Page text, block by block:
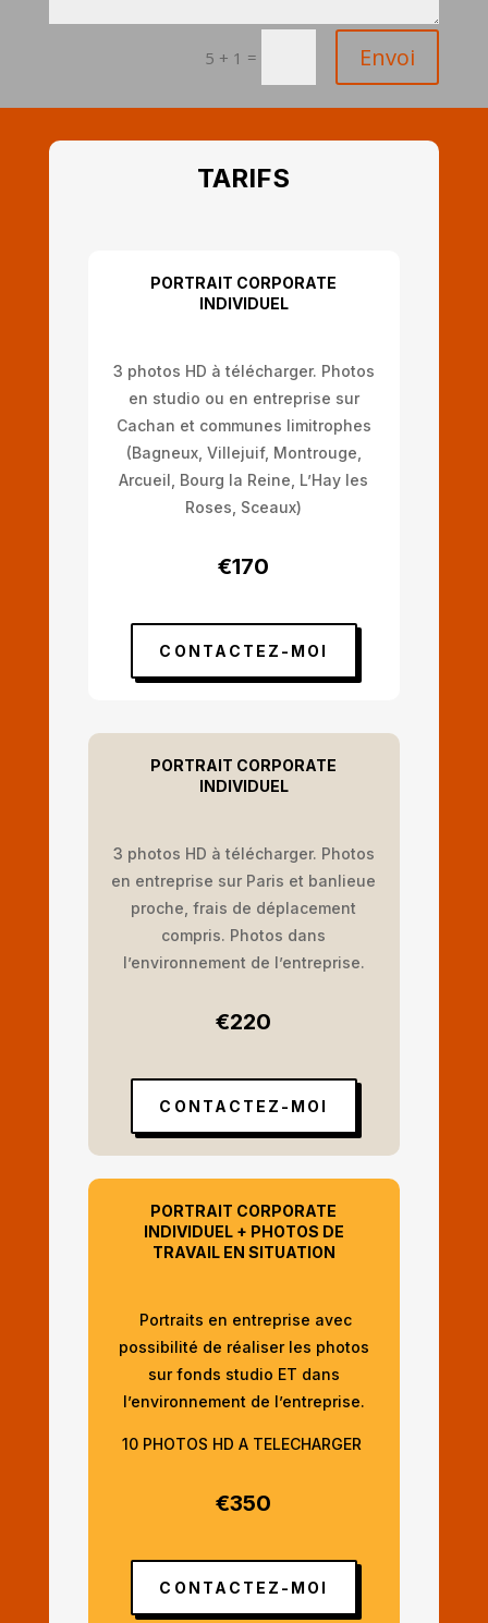
5 + 1 = Envoi
TARIFS
PORTRAIT CORPORATE
INDIVIDUEL
3 photos HD à télécharger. Photos
en studio ou en entreprise sur
Cachan et communes limitrophes
(Bagneux, Villejuif, Montrouge,
Arcueil, Bourg la Reine, L’Hay les
Roses, Sceaux)
€170
CONTACTEZ-MOI
PORTRAIT CORPORATE
INDIVIDUEL
3 photos HD à télécharger. Photos
en entreprise sur Paris et banlieue
proche, frais de déplacement
compris. Photos dans
l’environnement de l’entreprise.
€220
CONTACTEZ-MOI
PORTRAIT CORPORATE
INDIVIDUEL + PHOTOS DE
TRAVAIL EN SITUATION
Portraits en entreprise avec
possibilité de réaliser les photos
sur fonds studio ET dans
l’environnement de l’entreprise.
10 PHOTOS HD A TELECHARGER
€350
CONTACTEZ-MOI